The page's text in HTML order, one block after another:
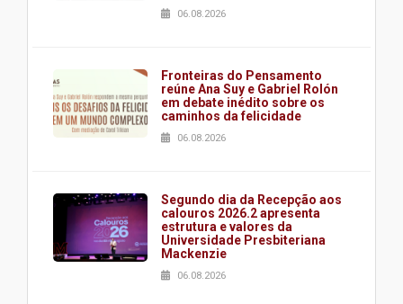
06.08.2026
Fronteiras do Pensamento
reúne Ana Suy e Gabriel Rolón
em debate inédito sobre os
caminhos da felicidade
06.08.2026
Segundo dia da Recepção aos
calouros 2026.2 apresenta
estrutura e valores da
Universidade Presbiteriana
Mackenzie
06.08.2026